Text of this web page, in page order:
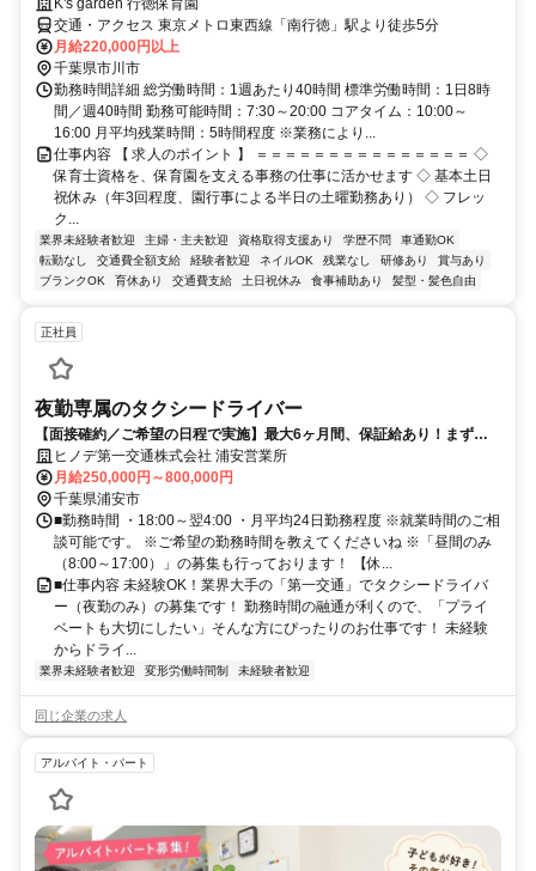
K's garden 行徳保育園
交通・アクセス 東京メトロ東西線「南行徳」駅より徒歩5分
月給220,000円以上
千葉県市川市
勤務時間詳細 総労働時間：1週あたり40時間 標準労働時間：1日8時
間／週40時間 勤務可能時間：7:30～20:00 コアタイム：10:00～
16:00 月平均残業時間：5時間程度 ※業務により...
仕事内容 【 求人のポイント 】 ＝＝＝＝＝＝＝＝＝＝＝＝＝＝＝ ◇
保育士資格を、保育園を支える事務の仕事に活かせます ◇ 基本土日
祝休み（年3回程度、園行事による半日の土曜勤務あり） ◇ フレッ
ク...
業界未経験者歓迎 主婦・主夫歓迎 資格取得支援あり 学歴不問
車通勤OK
転勤なし
交通費全額支給 経験者歓迎 ネイルOK 残業なし 研修あり
賞与あり
ブランクOK
育休あり 交通費支給 土日祝休み 食事補助あり 髪型・髪色自由
正社員
夜勤専属のタクシードライバー
【面接確約／ご希望の日程で実施】最大6ヶ月間、保証給あり！まずは
面談してみませんか？
ヒノデ第一交通株式会社 浦安営業所
月給250,000円～800,000円
千葉県浦安市
■勤務時間 ・18:00～翌4:00 ・月平均24日勤務程度 ※就業時間のご相
談可能です。 ※ご希望の勤務時間を教えてくださいね ※「昼間のみ
（8:00～17:00）」の募集も行っております！ 【休...
■仕事内容 未経験OK！業界大手の「第一交通」でタクシードライバ
ー（夜勤のみ）の募集です！ 勤務時間の融通が利くので、「プライ
ベートも大切にしたい」そんな方にぴったりのお仕事です！ 未経験
からドライ...
業界未経験者歓迎 変形労働時間制 未経験者歓迎
同じ企業の求人
アルバイト・パート